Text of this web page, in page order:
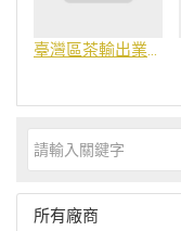
所有廠商